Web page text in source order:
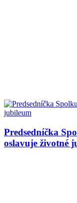
Predsedníčka
oslavuje životné